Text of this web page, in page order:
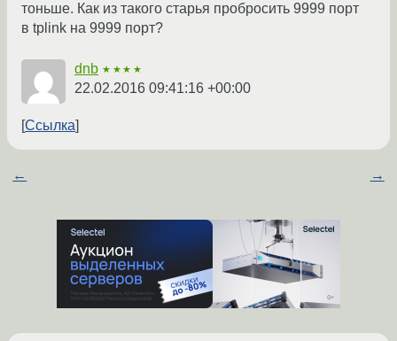
тоньше. Как из такого старья пробросить 9999 порт
в tplink на 9999 порт?
dnb ★★★★
22.02.2016 09:41:16 +00:00
Ссылка
← →